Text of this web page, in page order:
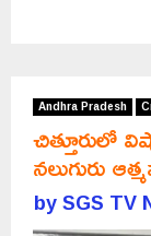
Andhra Pradesh
చిత్తూరులో
నలుగురు
bySGS TV